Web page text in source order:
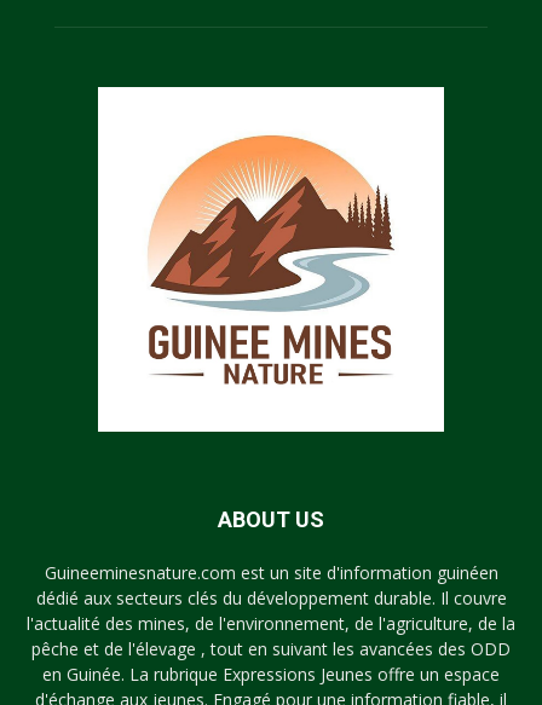
ABOUT US
Guineeminesnature.com est un site d'information guinéen
dédié aux secteurs clés du développement durable. Il couvre
l'actualité des mines, de l'environnement, de l'agriculture, de la
pêche et de l'élevage , tout en suivant les avancées des ODD
en Guinée. La rubrique Expressions Jeunes offre un espace
d'échange aux jeunes. Engagé pour une information fiable, il